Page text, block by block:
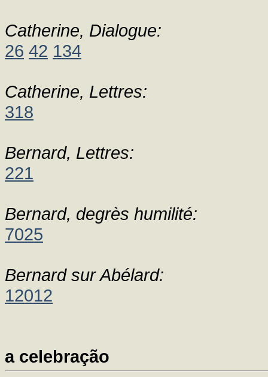
Catherine, Dialogue:
26 42 134
Catherine, Lettres:
318
Bernard, Lettres:
221
Bernard, degrès humilité:
7025
Bernard sur Abélard:
12012
a celebração